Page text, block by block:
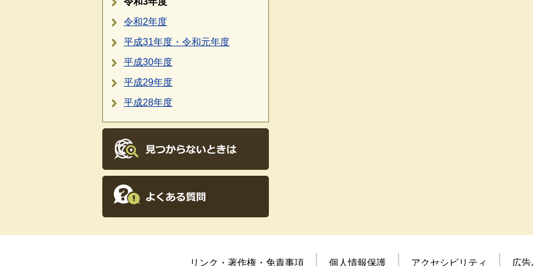
令和2年度
平成31年度・令和元年度
平成30年度
平成29年度
平成28年度
リンク・著作権・免責事項 個人情報保護 アクセシビリティ 広